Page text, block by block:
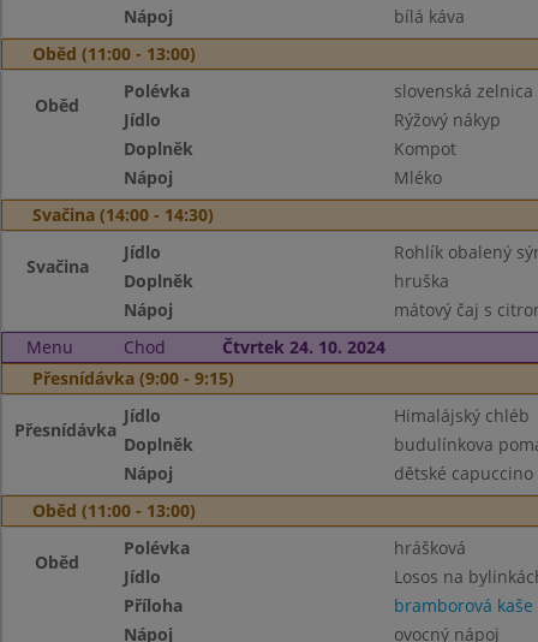
Nápoj
bílá káva
Oběd (11:00 - 13:00)
Oběd
Polévka
slovenská zelnica
Jídlo
Rýžový nákyp
Doplněk
Kompot
Nápoj
Mléko
Svačina (14:00 - 14:30)
Svačina
Jídlo
Rohlík obalený
Doplněk
hruška
Nápoj
mátový čaj s
Menu
Chod
Čtvrtek 24. 10. 2024
Přesnídávka (9:00 - 9:15)
Přesnídávka
Jídlo
Himalájský chléb
Doplněk
budulínkova
Nápoj
dětské capuccino
Oběd (11:00 - 13:00)
Oběd
Polévka
hrášková
Jídlo
Losos na
Příloha
bramborová kaše
Nápoj
ovocný nápoj